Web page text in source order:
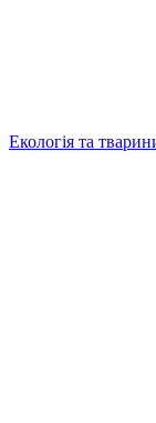
Екологія та